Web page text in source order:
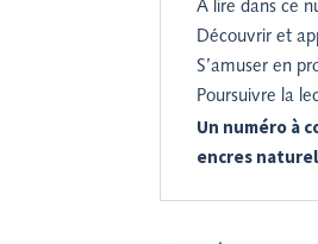
À lire dans ce
Découvrir et
S’amuser en
Poursuivre la
Un numéro à
encres